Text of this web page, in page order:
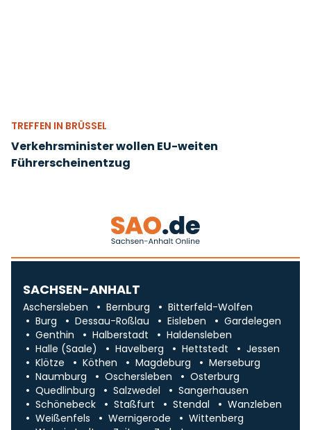
TREFFEN IN BRÜSSEL
Verkehrsminister wollen EU-weiten
Führerscheinentzug
SACHSEN-ANHALT
Aschersleben Bernburg
Bitterfeld-Wolfen
Burg
Dessau-Roßlau Eisleben
Gardelegen
Genthin
Halberstadt
Haldensleben
Halle (Saale)
Havelberg Hettstedt
Jessen
Klötze
Köthen Magdeburg
Merseburg
Naumburg
Oschersleben
Osterburg
Quedlinburg
Salzwedel
Sangerhausen
Schönebeck
Staßfurt Stendal
Wanzleben
Weißenfels
Wernigerode
Wittenberg